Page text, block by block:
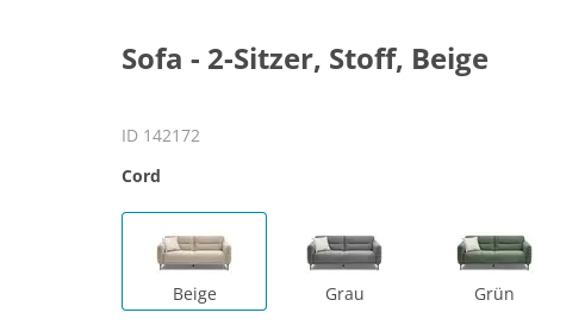
Sofa - 2-Sitzer, Stoff, Beige
ID 142172
Cord
Beige Grau Grün